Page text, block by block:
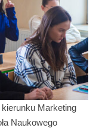
Marketing
Naukowego